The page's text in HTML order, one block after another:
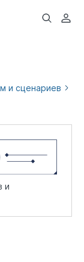
и сценариев
и